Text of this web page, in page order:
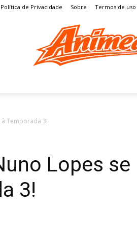
Política de Privacidade Sobre Termos de uso
Temporada 3!
Lopes se
3!